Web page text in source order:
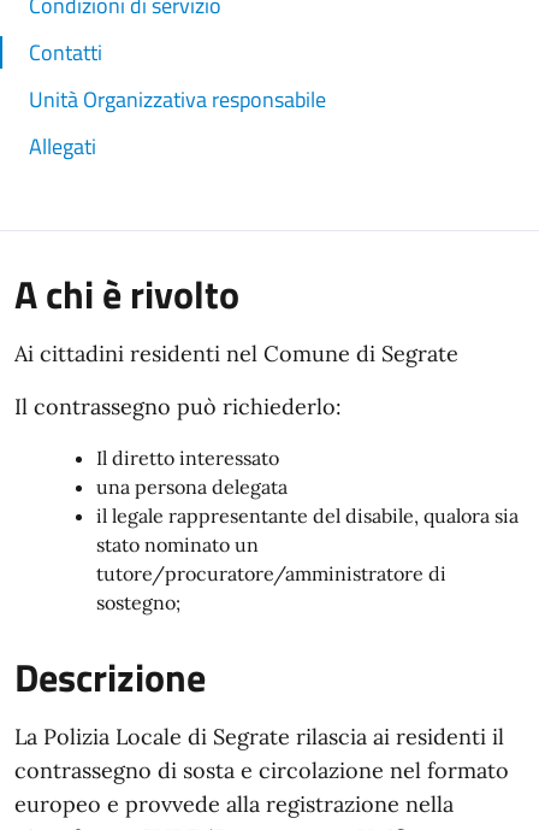
Contatti
Unità Organizzativa responsabile
Allegati
A chi è rivolto
Ai cittadini residenti nel Comune di Segrate
Il contrassegno può richiederlo:
Il diretto interessato
una persona delegata
il legale rappresentante del disabile, qualora sia
stato nominato un
tutore/procuratore/amministratore di
sostegno;
Descrizione
La Polizia Locale di Segrate rilascia ai residenti il
contrassegno di sosta e circolazione nel formato
europeo e provvede alla registrazione nella